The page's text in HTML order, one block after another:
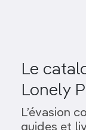
Le
Lonely
L’évasion
guides et